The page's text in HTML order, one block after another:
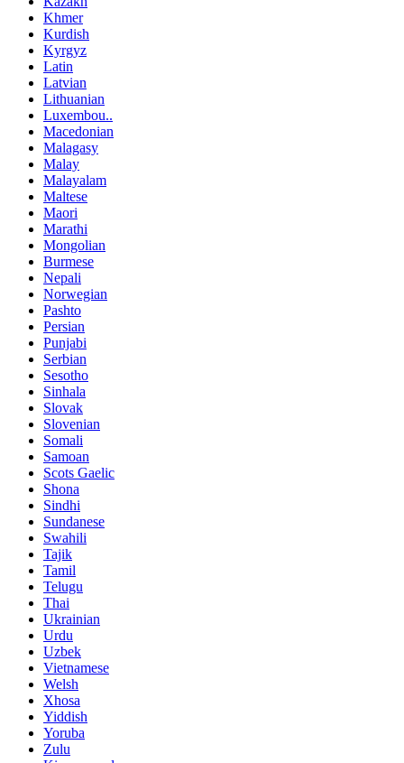
Khmer
Kurdish
Kyrgyz
Latin
Latvian
Lithuanian
Luxembou..
Macedonian
Malagasy
Malay
Malayalam
Maltese
Maori
Marathi
Mongolian
Burmese
Nepali
Norwegian
Pashto
Persian
Punjabi
Serbian
Sesotho
Sinhala
Slovak
Slovenian
Somali
Samoan
Scots Gaelic
Shona
Sindhi
Sundanese
Swahili
Tajik
Tamil
Telugu
Thai
Ukrainian
Urdu
Uzbek
Vietnamese
Welsh
Xhosa
Yiddish
Yoruba
Zulu